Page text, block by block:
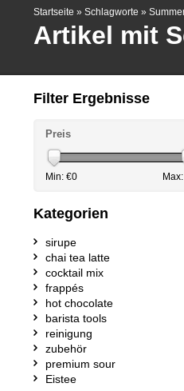
Startseite » Schlagworte »
Artikel mit
Filter Ergebnisse
Preis
Min: €0
Kategorien
sirupe
chai tea latte
cocktail mix
frappés
hot chocolate
barista tools
reinigung
zubehör
premium sour
Eistee